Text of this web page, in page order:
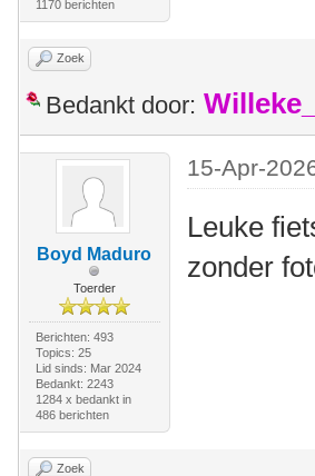
1170 berichten
Zoek
Bedankt door:
Boyd Maduro
Toerder
Berichten: 493
Topics: 25
Lid sinds: Mar 2024
Bedankt: 2243
1284 x bedankt in
486 berichten
15-Apr-
Leuke
zonder
Zoek